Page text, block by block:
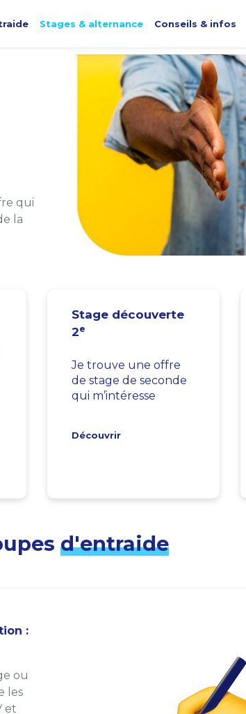
Stages & alternance Conseils & infos
qui
la
Stage découverte
2e
Je trouve une offre
de stage de seconde
qui m’intéresse
Découvrir
d'entraide
:
ou
les
et